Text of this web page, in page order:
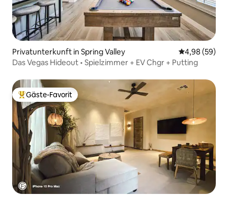
Privatunterkunft in Spring Valley
4,98 (59)
Das Vegas Hideout • Spielzimmer + EV Chgr + Putting
Beliebter Gäste-Favorit.
Gäste-Favorit